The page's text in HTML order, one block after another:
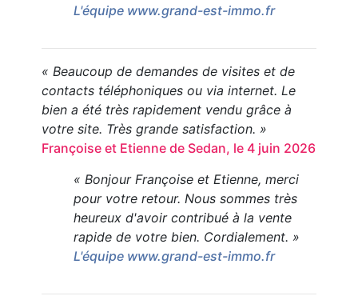
L'équipe www.grand-est-immo.fr
« Beaucoup de demandes de visites et de
contacts téléphoniques ou via internet. Le
bien a été très rapidement vendu grâce à
votre site. Très grande satisfaction. »
Françoise et Etienne de Sedan, le 4 juin 2026
« Bonjour Françoise et Etienne, merci
pour votre retour. Nous sommes très
heureux d'avoir contribué à la vente
rapide de votre bien. Cordialement. »
L'équipe www.grand-est-immo.fr